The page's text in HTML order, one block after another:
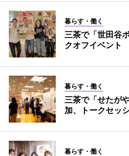
暮らす・働く
三茶で「世田谷
クオフイベント
暮らす・働く
三茶で「せたが
加、トークセッ
暮らす・働く